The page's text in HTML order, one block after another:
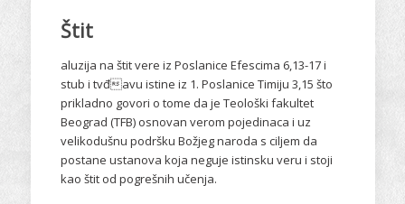
Štit
aluzija na štit vere iz Poslanice Efescima 6,13-17 i
stub i tvđavu istine iz 1. Poslanice Timiju 3,15 što
prikladno govori o tome da je Teološki fakultet
Beograd (TFB) osnovan verom pojedinaca i uz
velikodušnu podršku Božjeg naroda s ciljem da
postane ustanova koja neguje istinsku veru i stoji
kao štit od pogrešnih učenja.